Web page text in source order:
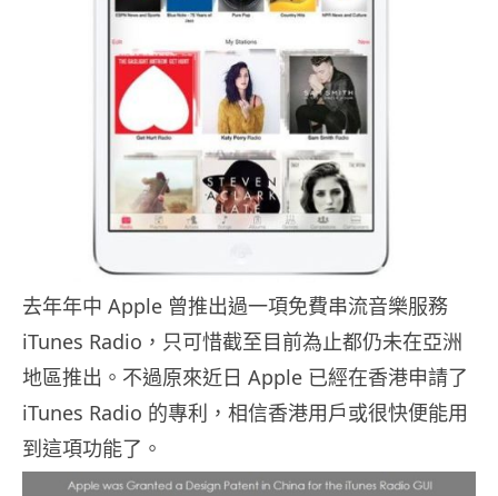
去年年中 Apple 曾推出過一項免費串流音樂服務
iTunes Radio，只可惜截至目前為止都仍未在亞洲
地區推出。不過原來近日 Apple 已經在香港申請了
iTunes Radio 的專利，相信香港用戶或很快便能用
到這項功能了。